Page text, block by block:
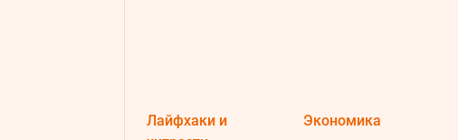
Лайфхаки и
Экономика